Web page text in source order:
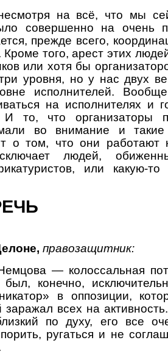
на всё, что мы
совершенно на очень
прежде всего,
того, арест этих
или хотя бы
уровня, но у нас двух
исполнителей.
на исполнителях и
И то, что организаторы
во внимание и
о том, что они работают
людей,
или какую-
правозащитник:
— колоссальная
конечно,
в оппозиции,
заражал всех на
по духу, его все
ругаться и не